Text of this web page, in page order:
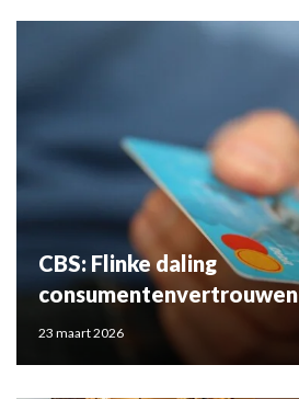
CBS: Flinke daling
consumentenvertrouwen
23 maart 2026